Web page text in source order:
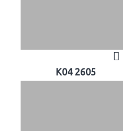
K04 2605